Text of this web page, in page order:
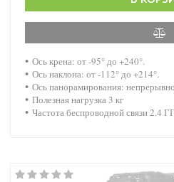
• Ось крена: от -95° до +240°.
• Ось наклона: от -112° до +214°.
• Ось панорамирования:
• Полезная нагрузка 3 кг
• Частота беспроводной связи 2.4